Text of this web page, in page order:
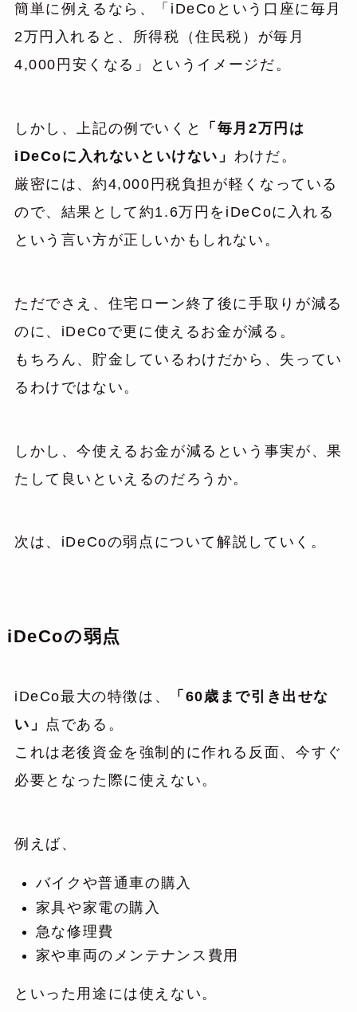
簡単に例えるなら、「iDeCoという口座に毎月
2万円入れると、所得税（住民税）が毎月
4,000円安くなる」というイメージだ。
しかし、上記の例でいくと
「毎月2万円は
iDeCoに入れないといけない」 わけだ。
厳密には、約4,000円税負担が軽くなっている
ので、結果として約1.6万円をiDeCoに入れる
という言い方が正しいかもしれない。
ただでさえ、住宅ローン終了後に手取りが減る
のに、iDeCoで更に使えるお金が減る。
もちろん、貯金しているわけだから、失ってい
るわけではない。
しかし、今使えるお金が減るという事実が、果
たして良いといえるのだろうか。
次は、iDeCoの弱点について解説していく。
iDeCoの弱点
iDeCo最大の特徴は、
「60歳まで引き出せな
い」 点である。
これは老後資金を強制的に作れる反面、今すぐ
必要となった際に使えない。
例えば、
バイクや普通車の購入
家具や家電の購入
急な修理費
家や車両のメンテナンス費用
といった用途には使えない。